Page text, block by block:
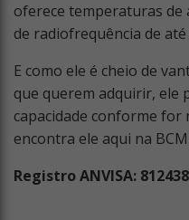
oferece temperaturas de
de radiofrequência de até
E como ele é cheio de
que querem adquirir, ele
capacidade conforme for
encontra ele aqui na
Registro ANVISA: